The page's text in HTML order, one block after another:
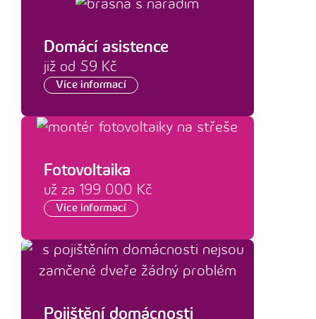
Domácí asistence
již od 59 Kč
Více informací
Fotovoltaika
už za 199 000 Kč
Více informací
Pojištění domácnosti